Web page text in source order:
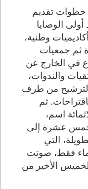
خطوات تقديم
الوصايا
وطنية،
ثم جمعيات
في الخارج عن
والندوات،
من طرف
ثم
اسم،
خمس عشرة إلى
التي
فقط، صوتت
الأخير من